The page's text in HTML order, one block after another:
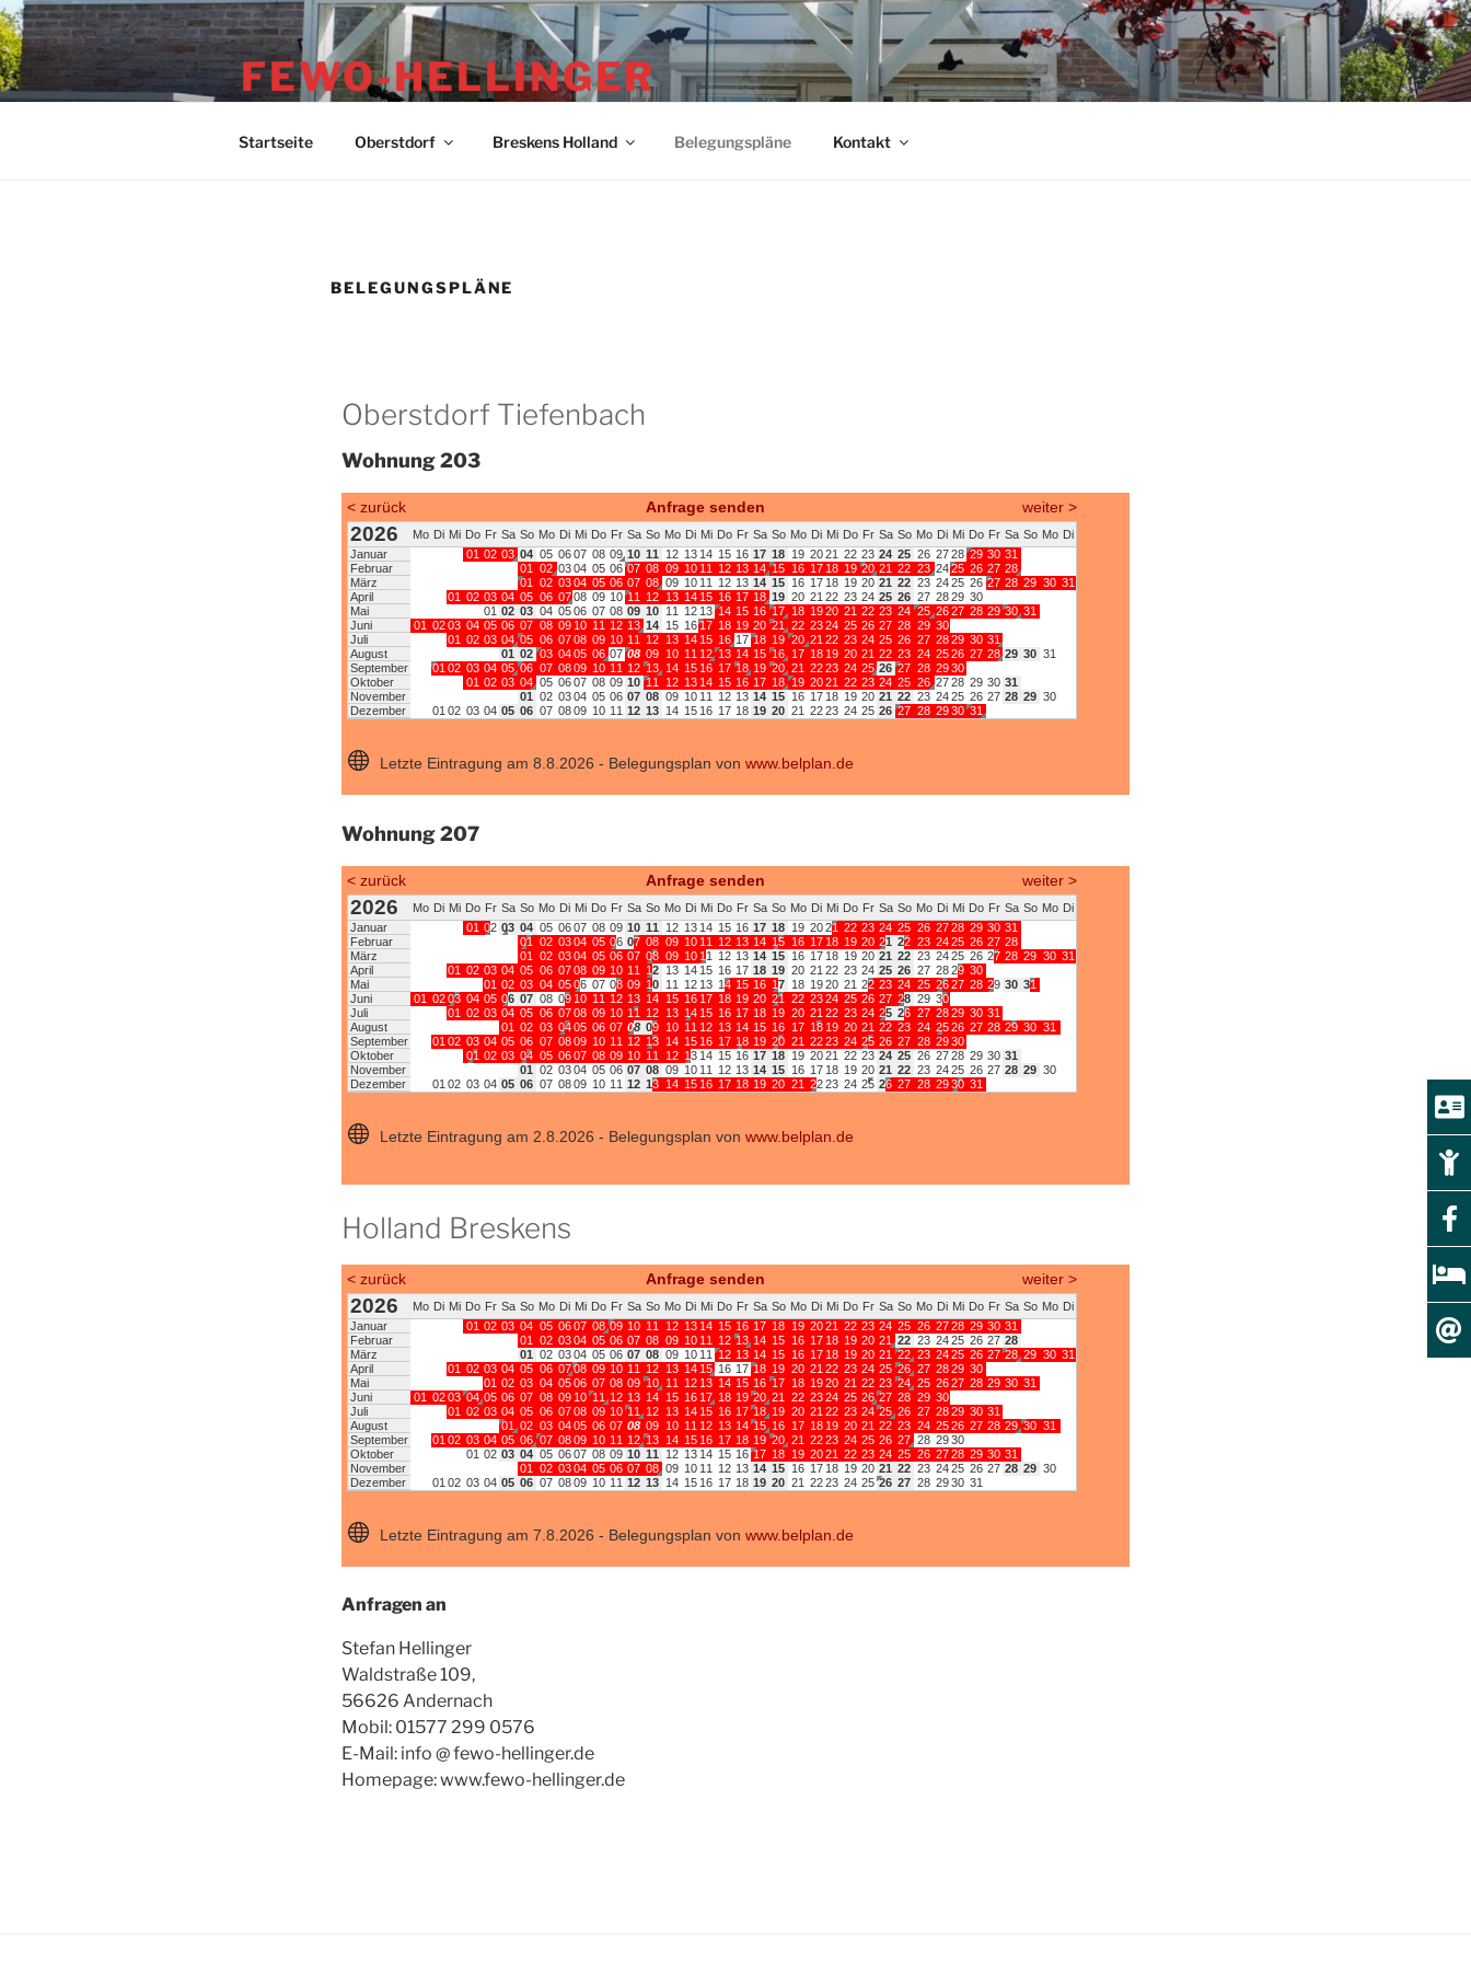
FEWO-HELLINGER
Startseite Oberstdorf Breskens Holland Belegungspläne Kontakt
BELEGUNGSPLÄNE
Oberstdorf Tiefenbach
Wohnung 203
Wohnung 207
Holland Breskens
Anfragen an
Stefan Hellinger
Waldstraße 109,
56626 Andernach
Mobil: 01577 299 0576
E-Mail: info @ fewo-hellinger.de
Homepage: www.fewo-hellinger.de